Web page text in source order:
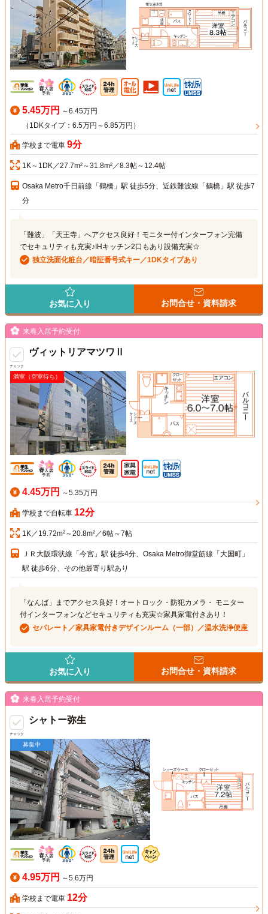
5.45万円 ～6.45万円
（1DKタイプ：6.5万円～6.85万円）
学校まで電車 9分
1K～1DK／27.7m²～31.8m²／8.3帖～12.4帖
Osaka Metro千日前線「鶴橋」駅 徒歩5分、近鉄難波線「鶴橋」駅 徒歩7
分
「難波」「天王寺」へアクセス良好！モニター付インターフォン完備
でセキュリティも充実♪IHキッチン2口もあり設備充実☆
独立洗面化粧台／暗証番号式キー／1DKタイプあり
お気に入り お問合せ・資料請求
チェック
来春入居予約受付
ヴィットリアマツワⅡ
満室（空室待ち）
4.45万円 ～5.35万円
学校まで自転車 12分
1K／19.72m²～20.8m²／6帖～7帖
ＪＲ大阪環状線「今宮」駅 徒歩4分、Osaka Metro御堂筋線「大国町」
駅 徒歩6分、その他最寄り駅あり
「なんば」までアクセス良好！オートロック・防犯カメラ・ モニター
付インターフォンなどセキュリティも充実☆家具家電付きあり！
セパレート／家具家電付きデザインルーム（一部）／温水洗浄便座
お気に入り お問合せ・資料請求
チェック
来春入居予約受付
シャトー弥生
募集中
4.95万円 ～5.6万円
学校まで電車 12分